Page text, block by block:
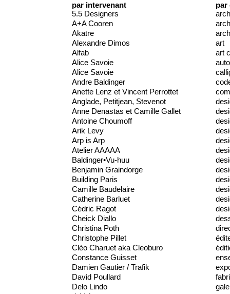
par intervenant
5.5 Designers
A+A Cooren
Akatre
Alexandre Dimos
Alfab
Alice Savoie
Alice Savoie
Andre Baldinger
Anette Lenz et Vincent Perrottet
Anglade, Petitjean, Stevenot
Anne Denastas et Camille Gallet
Antoine Choumoff
Arik Levy
Arp is Arp
Atelier AAAAA
Baldinger•Vu-huu
Benjamin Graindorge
Building Paris
Camille Baudelaire
Catherine Barluet
Cédric Ragot
Cheick Diallo
Christina Poth
Christophe Pillet
Cléo Charuet aka Cleoburo
Constance Guisset
Damien Gautier / Trafik
David Poullard
Delo Lindo
par
art
art